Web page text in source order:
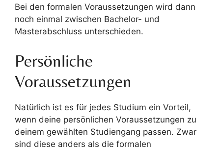
Bei den formalen Voraussetzungen wird dann
noch einmal zwischen Bachelor- und
Masterabschluss unterschieden.
Persönliche
Voraussetzungen
Natürlich ist es für jedes Studium ein Vorteil,
wenn deine persönlichen Voraussetzungen zu
deinem gewählten Studiengang passen. Zwar
sind diese anders als die formalen